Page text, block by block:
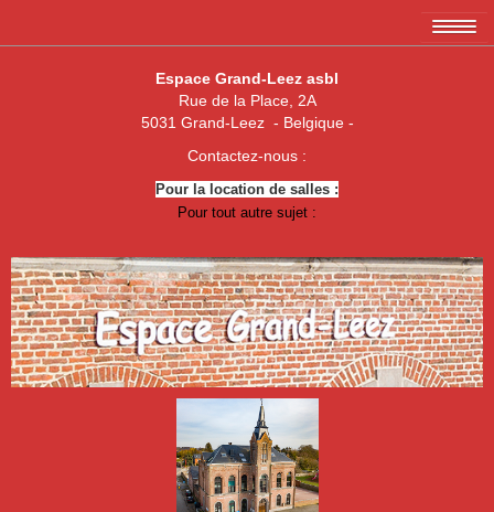
L'association EGL asbl
Amicale des 3 x 20
Association "Un enfant, une vie"
Royal Football Club Grand-Leez
Les pêcheurs réunis
Club des Jeunes de Grand-Leez
Nouvelle jeune paume Grand-Leez
La Plaine de Vacances de Grand-Leez
Espace Grand-Leez asbl
Rue de la Place, 2A
5031 Grand-Leez - Belgique -
Contactez-nous :
Pour la location de salles :
Pour tout autre sujet :